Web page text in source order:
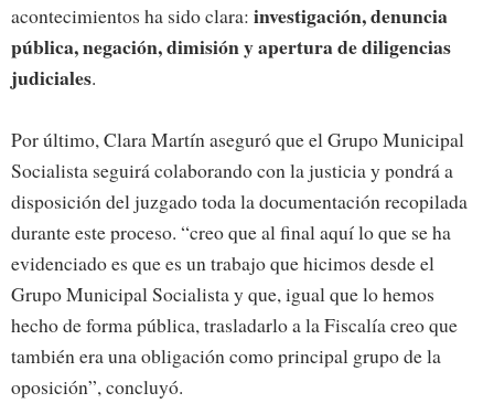
acontecimientos ha sido clara: investigación, denuncia
pública, negación, dimisión y apertura de diligencias
judiciales.
Por último, Clara Martín aseguró que el Grupo Municipal
Socialista seguirá colaborando con la justicia y pondrá a
disposición del juzgado toda la documentación recopilada
durante este proceso. “creo que al final aquí lo que se ha
evidenciado es que es un trabajo que hicimos desde el
Grupo Municipal Socialista y que, igual que lo hemos
hecho de forma pública, trasladarlo a la Fiscalía creo que
también era una obligación como principal grupo de la
oposición”, concluyó.